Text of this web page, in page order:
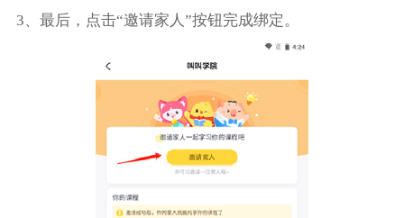
3、最后，点击“邀请家人”按钮完成绑定。